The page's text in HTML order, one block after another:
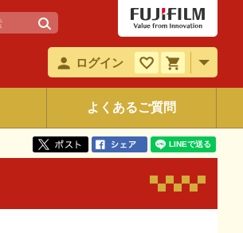
ログイン
よくあるご質問